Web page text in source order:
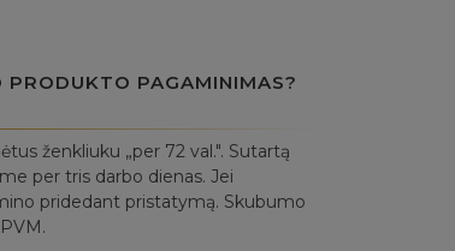
PRODUKTO PAGAMINIMAS?
ženkliuku „per 72 val.". Sutartą
per tris darbo dienas. Jei
pridedant pristatymą. Skubumo